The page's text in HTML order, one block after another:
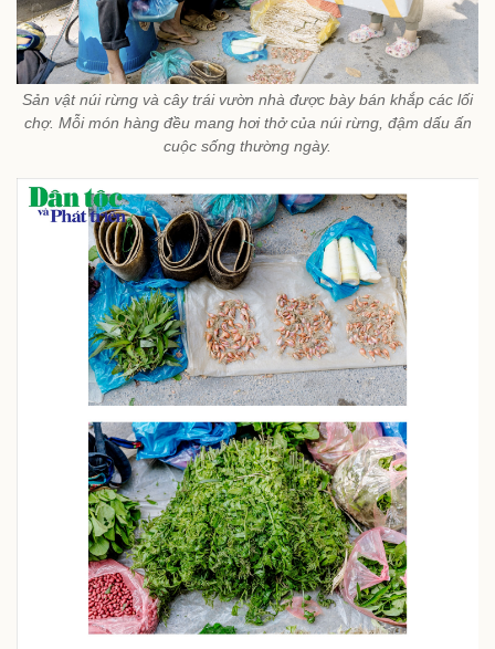
Sản vật núi rừng và cây trái vườn nhà được bày bán khắp các lối
chợ. Mỗi món hàng đều mang hơi thở của núi rừng, đậm dấu ấn
cuộc sống thường ngày.